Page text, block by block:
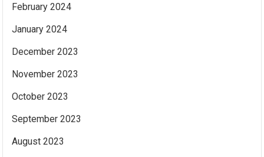
February 2024
January 2024
December 2023
November 2023
October 2023
September 2023
August 2023